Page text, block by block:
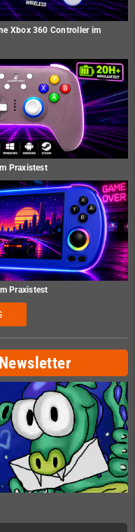
Xbox 360 Controller im
Praxistest
Praxistest